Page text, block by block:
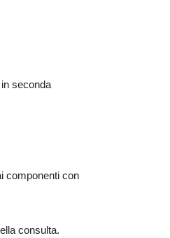
seconda
componenti con
consulta.